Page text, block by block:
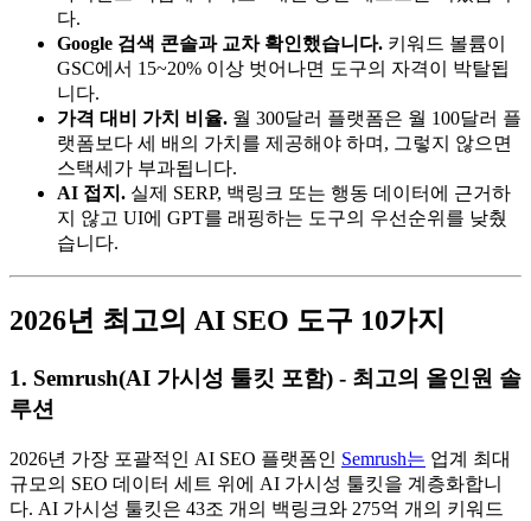
다.
Google 검색 콘솔과 교차 확인했습니다. 키워드 볼륨이
GSC에서 15~20% 이상 벗어나면 도구의 자격이 박탈됩
니다.
가격 대비 가치 비율. 월 300달러 플랫폼은 월 100달러 플
랫폼보다 세 배의 가치를 제공해야 하며, 그렇지 않으면
스택세가 부과됩니다.
AI 접지. 실제 SERP, 백링크 또는 행동 데이터에 근거하
지 않고 UI에 GPT를 래핑하는 도구의 우선순위를 낮췄
습니다.
2026년 최고의 AI SEO 도구 10가지
1. Semrush(AI 가시성 툴킷 포함) - 최고의 올인원 솔
루션
2026년 가장 포괄적인 AI SEO 플랫폼인 Semrush는 업계 최대
규모의 SEO 데이터 세트 위에 AI 가시성 툴킷을 계층화합니
다. AI 가시성 툴킷은 43조 개의 백링크와 275억 개의 키워드